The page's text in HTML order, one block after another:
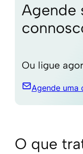
Agende
Ou ligue
Agende uma
O que